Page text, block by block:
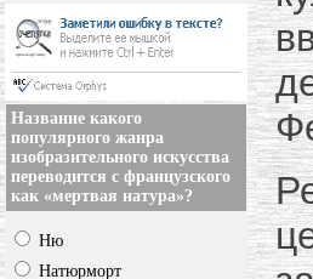
Название какого
популярного жанра
изобразительного искусства
переводится с французского
как «мертвая натура»?
Ню
Натюрморт